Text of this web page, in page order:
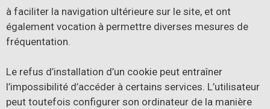
à faciliter la navigation ultérieure sur le site, et ont
également vocation à permettre diverses mesures de
fréquentation.
Le refus d’installation d’un cookie peut entraîner
l’impossibilité d’accéder à certains services. L’utilisateur
peut toutefois configurer son ordinateur de la manière